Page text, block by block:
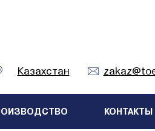
Казахстан
КОНТАКТЫ